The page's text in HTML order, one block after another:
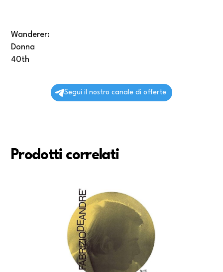
Wanderer:
Donna
40th
Segui il nostro canale di offerte
Prodotti correlati